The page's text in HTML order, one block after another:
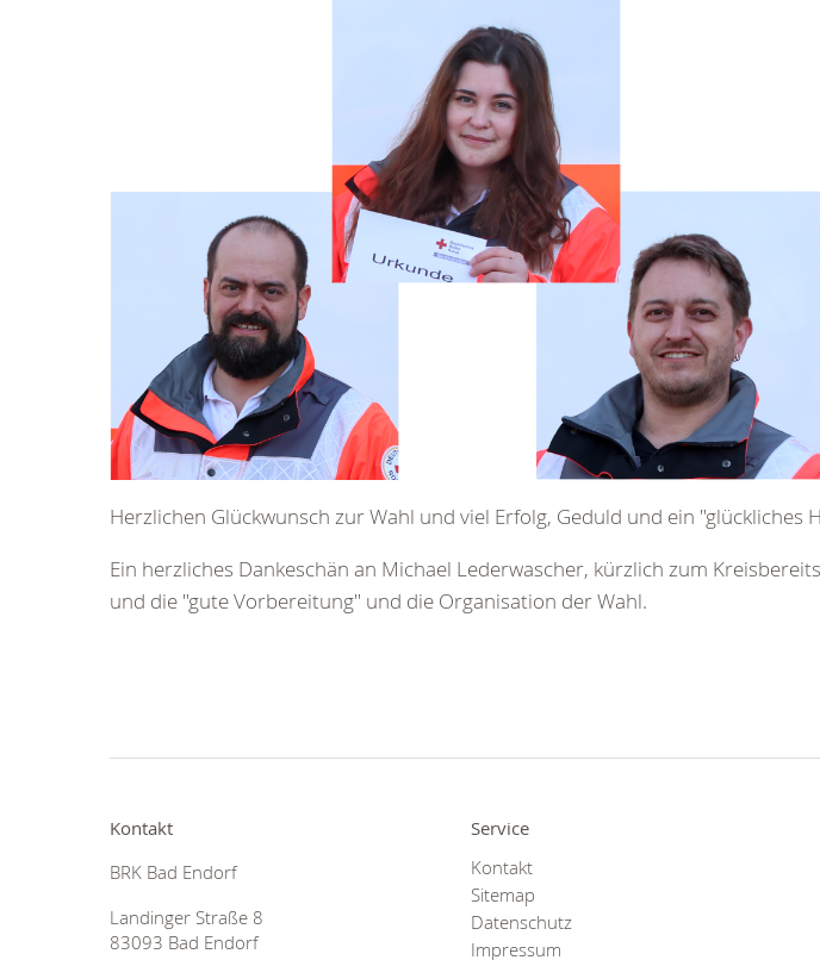
Herzlichen Glückwunsch zur Wahl und viel Erfolg, Geduld und ein "glückliches
Ein herzliches Dankeschän an Michael Lederwascher, kürzlich zum
und die "gute Vorbereitung" und die Organisation der Wahl.
Kontakt
BRK Bad Endorf
Landinger Straße 8
83093 Bad Endorf
Service
Kontakt
Sitemap
Datenschutz
Impressum